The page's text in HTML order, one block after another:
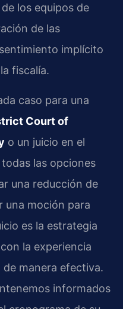
los equipos de
de las
implícito
fiscalía.
caso para una
Court of
o un juicio en el
las opciones
una reducción de
una moción para
es la estrategia
la experiencia
manera efectiva.
informados